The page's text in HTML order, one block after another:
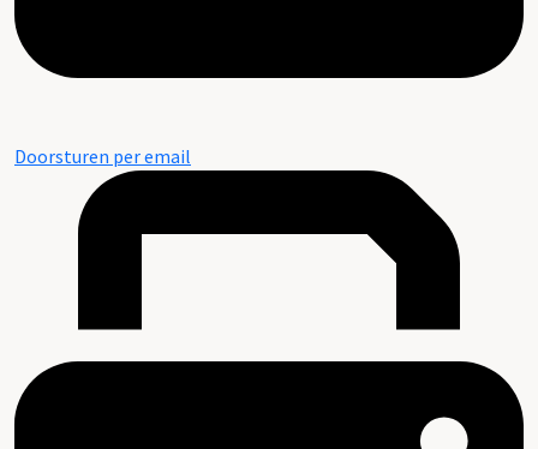
Doorsturen per email